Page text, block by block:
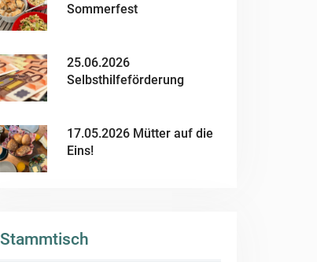
Sommerfest
25.06.2026
Selbsthilfeförderung
17.05.2026 Mütter auf die
Eins!
Stammtisch